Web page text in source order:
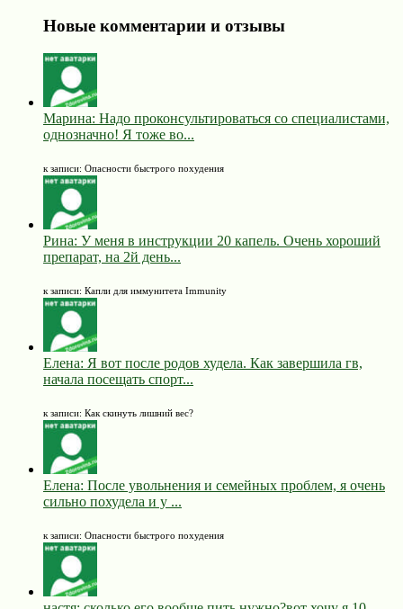
Новые комментарии и отзывы
Марина: Надо проконсультироваться со специалистами,
однозначно! Я тоже во...
к записи: Опасности быстрого похудения
Рина: У меня в инструкции 20 капель. Очень хороший
препарат, на 2й день...
к записи: Капли для иммунитета Immunity
Елена: Я вот после родов худела. Как завершила гв,
начала посещать спорт...
к записи: Как скинуть лишний вес?
Елена: После увольнения и семейных проблем, я очень
сильно похудела и у ...
к записи: Опасности быстрого похудения